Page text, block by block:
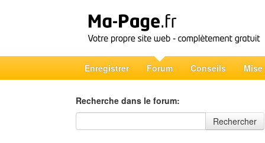
Enregistrer Forum Conseils Mise
Recherche dans le forum:
Recherche dans le forum
Rechercher